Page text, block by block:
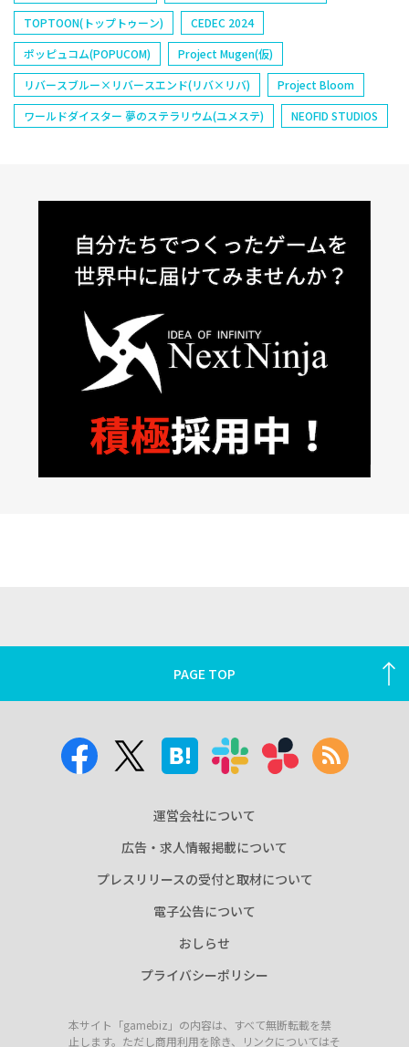
TOPTOON(トップトゥーン)
CEDEC 2024
ポッピュコム(POPUCOM)
Project Mugen(仮)
リバースブルー×リバースエンド(リバ×リバ)
Project Bloom
ワールドダイスター 夢のステラリウム(ユメステ)
NEOFID STUDIOS
PAGE TOP
運営会社について
広告・求人情報掲載について
プレスリリースの受付と取材について
電子公告について
おしらせ
プライバシーポリシー
本サイト「gamebiz」の内容は、すべて無断転載を禁
止します。ただし商用利用を除き、リンクについてはそ